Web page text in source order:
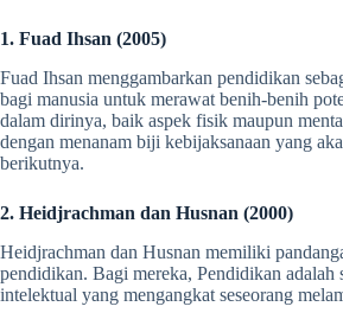
1. Fuad Ihsan (2005)
Fuad Ihsan menggambarkan pendidikan
bagi manusia untuk merawat benih-benih
dalam dirinya, baik aspek fisik maupun
dengan menanam biji kebijaksanaan yang
berikutnya.
2. Heidjrachman dan Husnan (2000)
Heidjrachman dan Husnan memiliki
pendidikan. Bagi mereka, Pendidikan adalah
intelektual yang mengangkat seseorang